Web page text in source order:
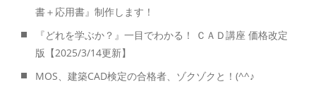
書＋応用書』制作します！
『どれを学ぶか？』一目でわかる！ ＣＡＤ講座 価格改定
版【2025/3/14更新】
MOS、建築CAD検定の合格者、ゾクゾクと！(^^♪